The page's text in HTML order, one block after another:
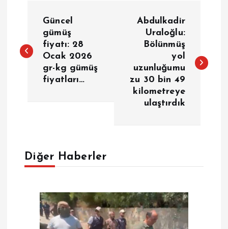
z
z
Güncel
gümüş
fiyatı: 28
Ocak 2026
gr-kg gümüş
fiyatları…
Abdulkadir
Uraloğlu:
Bölünmüş
yol
uzunluğumu
zu 30 bin 49
kilometreye
ulaştırdık
Diğer Haberler